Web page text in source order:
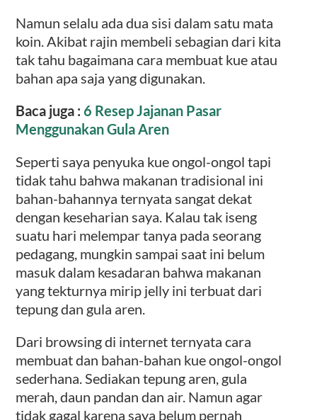
Namun selalu ada dua sisi dalam satu mata
koin. Akibat rajin membeli sebagian dari kita
tak tahu bagaimana cara membuat kue atau
bahan apa saja yang digunakan.
Baca juga : 6 Resep Jajanan Pasar
Menggunakan Gula Aren
Seperti saya penyuka kue ongol-ongol tapi
tidak tahu bahwa makanan tradisional ini
bahan-bahannya ternyata sangat dekat
dengan keseharian saya. Kalau tak iseng
suatu hari melempar tanya pada seorang
pedagang, mungkin sampai saat ini belum
masuk dalam kesadaran bahwa makanan
yang tekturnya mirip jelly ini terbuat dari
tepung dan gula aren.
Dari browsing di internet ternyata cara
membuat dan bahan-bahan kue ongol-ongol
sederhana. Sediakan tepung aren, gula
merah, daun pandan dan air. Namun agar
tidak gagal karena saya belum pernah